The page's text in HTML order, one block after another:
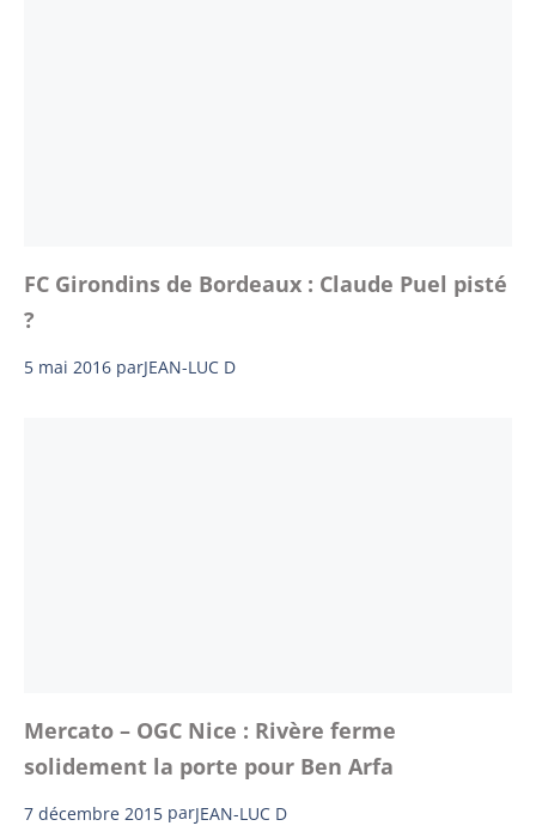
FC Girondins de Bordeaux : Claude Puel pisté
?
5 mai 2016 parJEAN-LUC D
Mercato – OGC Nice : Rivère ferme
solidement la porte pour Ben Arfa
7 décembre 2015 parJEAN-LUC D